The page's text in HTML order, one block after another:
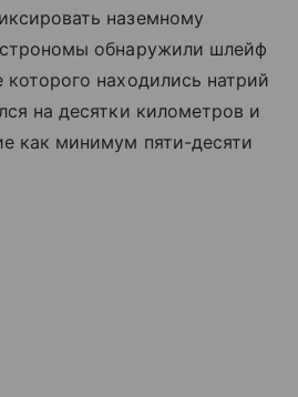
наземному
обнаружили шлейф
находились натрий
на десятки километров и
как минимум пяти-десяти